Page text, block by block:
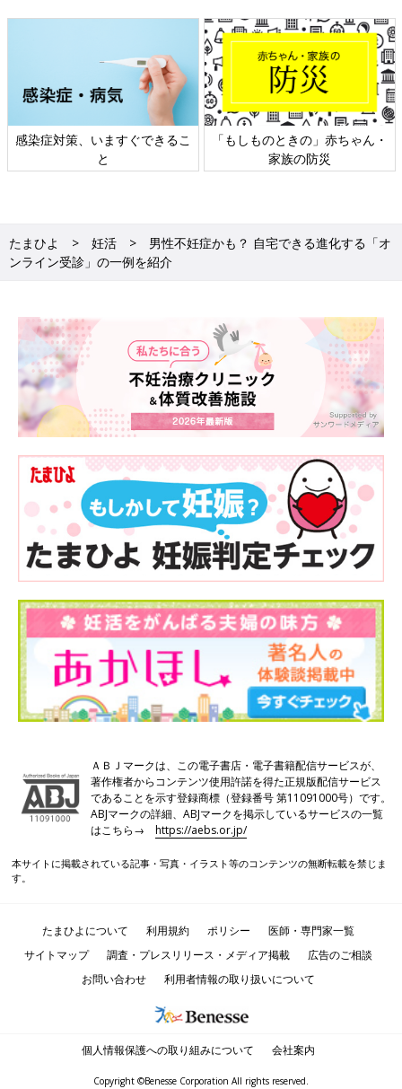
きの」赤ちゃん・
日本外来小児科学会リーフレッ
六星占術 細
たまひよ 妊活
男性不妊症かも？ 自宅できる進化する「オ
ンライン受診」の一例を紹介
ＡＢＪマークは、この電子書店・電子書籍配信サービスが、
著作権者からコンテンツ使用許諾を得た正規版配信サービス
であることを示す登録商標（登録番号 第11091000号）です。
ABJマークの詳細、ABJマークを掲示しているサービスの一覧
はこちら→https://aebs.or.jp/
本サイトに掲載されている記事・写真・イラスト等のコンテンツの無断転載を禁じま
す。
たまひよについて 利用規約 ポリシー
医師・専門家一覧
サイトマップ
調査・プレスリリース・メディア掲載
広告のご相談
お問い合わせ
利用者情報の取り扱いについて
個人情報保護への取り組みについて 会社案内
Copyright ©Benesse Corporation All rights reserved.